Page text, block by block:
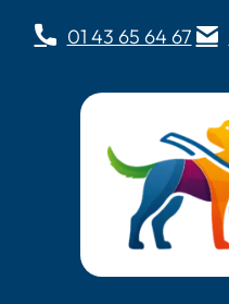
01 43 65 64 67